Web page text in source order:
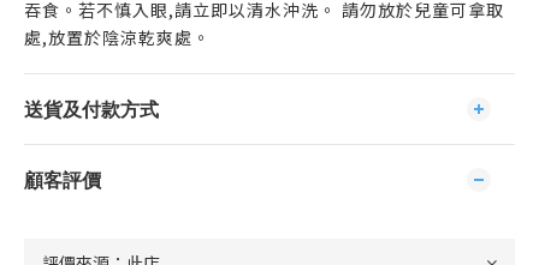
吞食。若不慎入眼,請立即以清水沖洗。 請勿放於兒童可拿取
處,放置於陰涼乾爽處。
送貨及付款方式
顧客評價